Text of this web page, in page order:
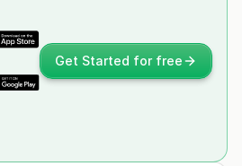
Get Started for free